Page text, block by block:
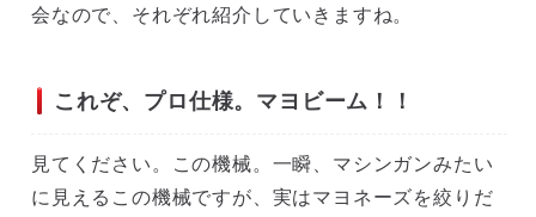
会なので、それぞれ紹介していきますね。
これぞ、プロ仕様。マヨビーム！！
見てください。この機械。一瞬、マシンガンみたい
に見えるこの機械ですが、実はマヨネーズを絞りだ